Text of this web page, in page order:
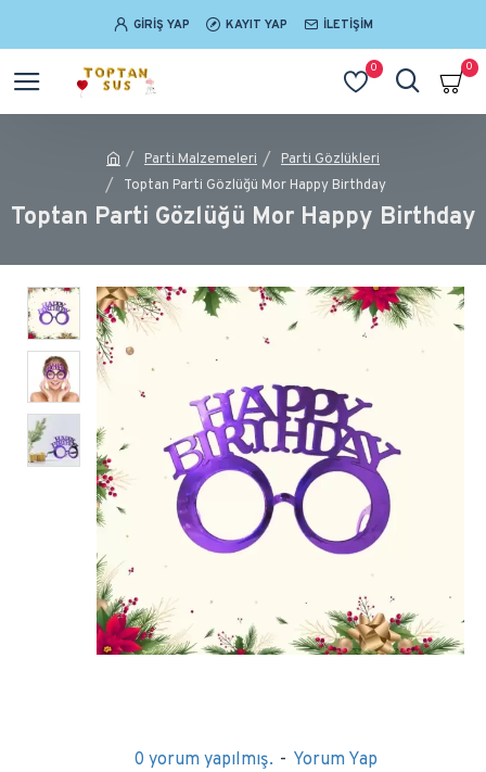
GIRIŞ YAP KAYIT YAP İLETIŞIM
0 0
Parti Malzemeleri
Parti Gözlükleri
Toptan Parti Gözlüğü Mor Happy Birthday
Toptan Parti Gözlüğü Mor Happy Birthday
0 yorum yapılmış. - Yorum Yap